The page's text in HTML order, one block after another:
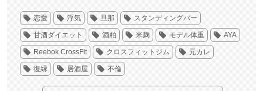
恋愛 浮気 旦那 スタンディングバー
甘酒ダイエット 酒粕 米麹 モデル体重 AYA
Reebok CrossFit クロスフィットジム 元カレ
復縁 居酒屋 不倫